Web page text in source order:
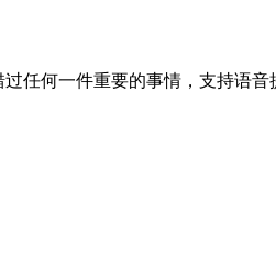
任何一件重要的事情，支持语